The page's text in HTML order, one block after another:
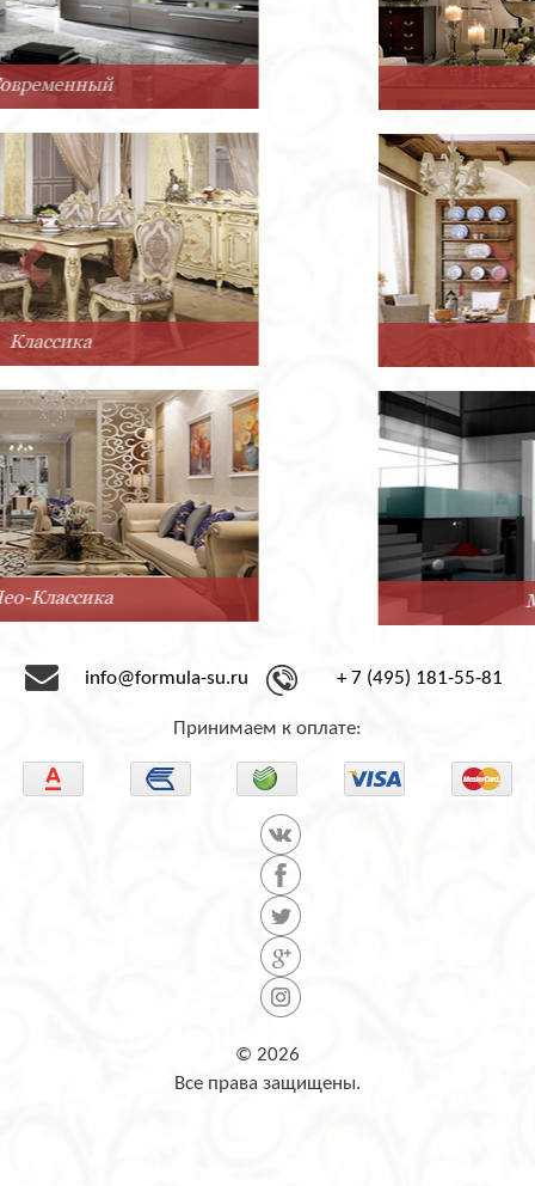
Минимализм
info@formula-su.ru + 7 (495) 181-55-81
Принимаем к оплате:
© 2026
Все права защищены.